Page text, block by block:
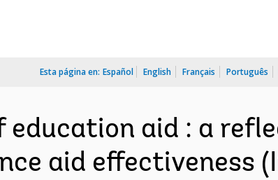
Esta página en: Español English Français Português
education aid : a
aid effectiveness